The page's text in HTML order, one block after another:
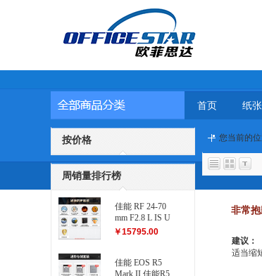
首页 纸
您当前的位
非常
建议：
适当缩
按价格
周销量排行榜
佳能 RF 24-70
mm F2.8 L IS U
SM 滤镜防护
￥15795.00
佳能 EOS R5
Mark II 佳能R5